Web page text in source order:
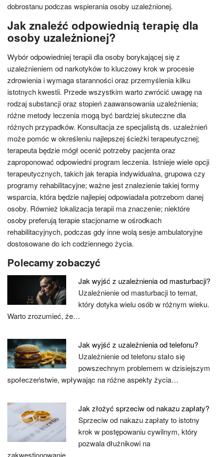
dobrostanu podczas wspierania osoby uzależnionej.
Jak znaleźć odpowiednią terapię dla
osoby uzależnionej?
Wybór odpowiedniej terapii dla osoby borykającej się z
uzależnieniem od narkotyków to kluczowy krok w procesie
zdrowienia i wymaga staranności oraz przemyślenia kilku
istotnych kwestii. Przede wszystkim warto zwrócić uwagę na
rodzaj substancji oraz stopień zaawansowania uzależnienia;
różne metody leczenia mogą być bardziej skuteczne dla
różnych przypadków. Konsultacja ze specjalistą ds. uzależnień
może pomóc w określeniu najlepszej ścieżki terapeutycznej;
terapeuta będzie mógł ocenić potrzeby pacjenta oraz
zaproponować odpowiedni program leczenia. Istnieje wiele opcji
terapeutycznych, takich jak terapia indywidualna, grupowa czy
programy rehabilitacyjne; ważne jest znalezienie takiej formy
wsparcia, która będzie najlepiej odpowiadała potrzebom danej
osoby. Również lokalizacja terapii ma znaczenie; niektóre
osoby preferują terapie stacjonarne w ośrodkach
rehabilitacyjnych, podczas gdy inne wolą sesje ambulatoryjne
dostosowane do ich codziennego życia.
Polecamy zobaczyć
Jak wyjść z uzależnienia od masturbacji?
Uzależnienie od masturbacji to temat,
który dotyka wielu osób w różnym wieku.
Warto zrozumieć, że…
Jak wyjść z uzależnienia od telefonu?
Uzależnienie od telefonu stało się
powszechnym problemem w dzisiejszym
społeczeństwie, wpływając na różne aspekty życia…
Jak złożyć sprzeciw od nakazu zapłaty?
Sprzeciw od nakazu zapłaty to istotny
krok w postępowaniu cywilnym, który
pozwala dłużnikowi na
zakwestionowanie…